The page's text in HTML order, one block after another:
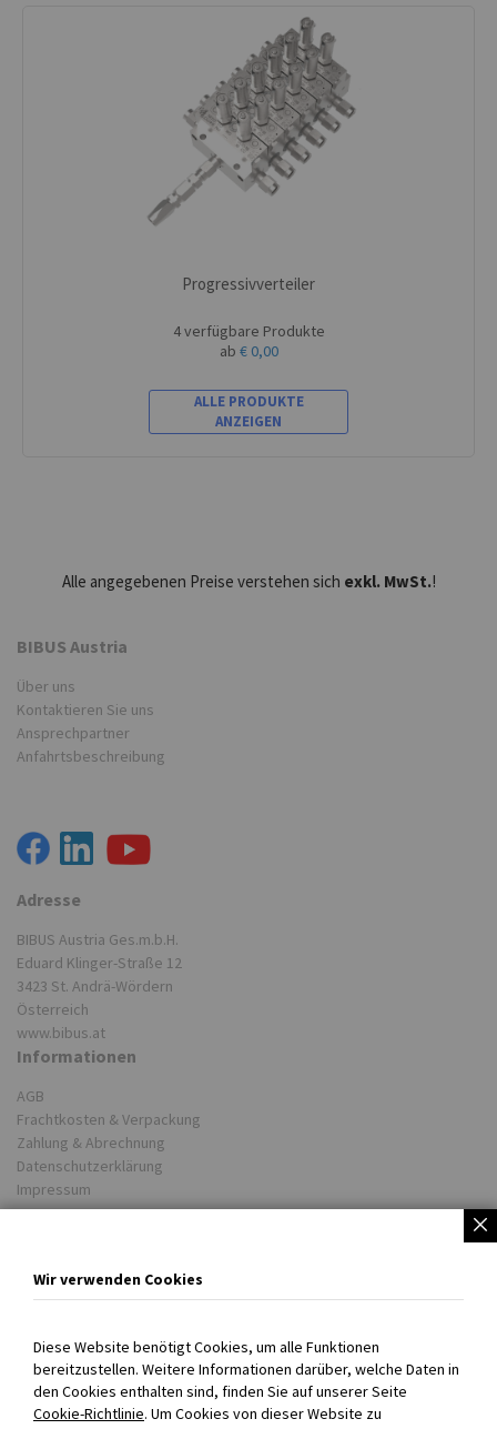
Progressivverteiler
4 verfügbare Produkte
ab € 0,00
ALLE PRODUKTE
ANZEIGEN
Alle angegebenen Preise verstehen sich exkl. MwSt.!
BIBUS Austria
Über uns
Kontaktieren Sie uns
Ansprechpartner
Anfahrtsbeschreibung
Adresse
BIBUS Austria Ges.m.b.H.
Eduard Klinger-Straße 12
3423 St. Andrä-Wördern
Österreich
www.bibus.at
Informationen
AGB
Frachtkosten & Verpackung
Zahlung & Abrechnung
Datenschutzerklärung
Impressum
Unsere Lieferwerke
BIBUS weltweit
Persönlich für Sie da!
Wir verwenden Cookies
Diese Website benötigt Cookies, um alle Funktionen
bereitzustellen. Weitere Informationen darüber, welche Daten in
den Cookies enthalten sind, finden Sie auf unserer Seite
Cookie-Richtlinie. Um Cookies von dieser Website zu